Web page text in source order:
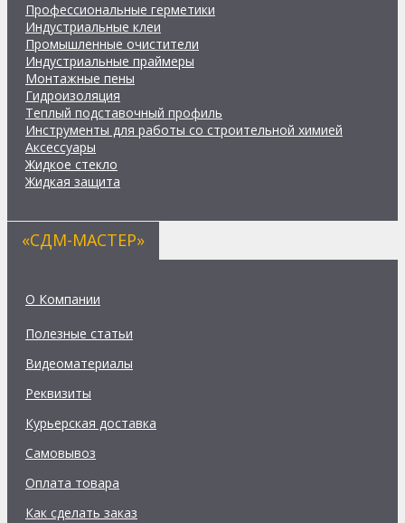
Профессиональные герметики
Индустриальные клеи
Промышленные очистители
Индустриальные праймеры
Монтажные пены
Гидроизоляция
Теплый подставочный профиль
Инструменты для работы со строительной химией
Аксессуары
Жидкое стекло
Жидкая защита
«СДМ-МАСТЕР»
О Компании
Полезные статьи
Видеоматериалы
Реквизиты
Курьерская доставка
Самовывоз
Оплата товара
Как сделать заказ